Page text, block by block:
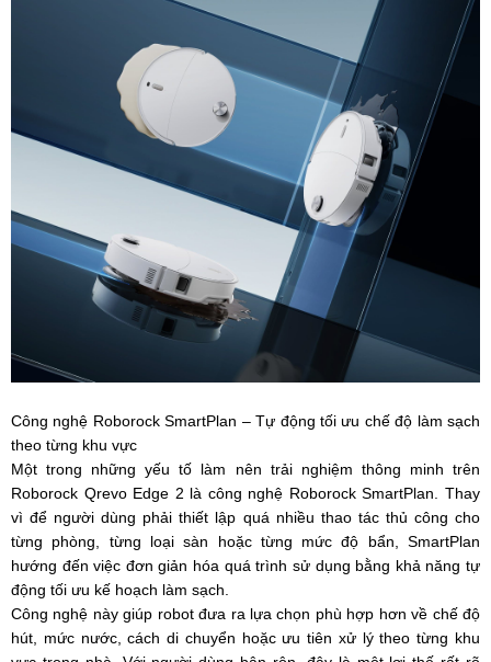
Công nghệ Roborock SmartPlan – Tự động tối ưu chế độ làm sạch
theo từng khu vực
Một trong những yếu tố làm nên trải nghiệm thông minh trên
Roborock Qrevo Edge 2 là công nghệ Roborock SmartPlan. Thay
vì để người dùng phải thiết lập quá nhiều thao tác thủ công cho
từng phòng, từng loại sàn hoặc từng mức độ bẩn, SmartPlan
hướng đến việc đơn giản hóa quá trình sử dụng bằng khả năng tự
động tối ưu kế hoạch làm sạch.
Công nghệ này giúp robot đưa ra lựa chọn phù hợp hơn về chế độ
hút, mức nước, cách di chuyển hoặc ưu tiên xử lý theo từng khu